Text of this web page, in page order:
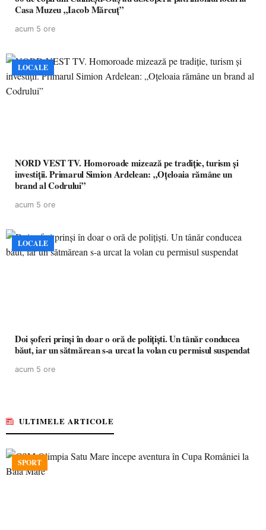
Casa Muzeu „Iacob Mărcuț”
acum 5 ore
LOCALE
NORD VEST TV. Homoroade mizează pe tradiție, turism și
investiții. Primarul Simion Ardelean: „Oțeloaia rămâne un
brand al Codrului”
acum 5 ore
LOCALE
Doi șoferi prinși în doar o oră de polițiști. Un tânăr conducea
băut, iar un sătmărean s-a urcat la volan cu permisul suspendat
acum 5 ore
ULTIMELE ARTICOLE
SPORT